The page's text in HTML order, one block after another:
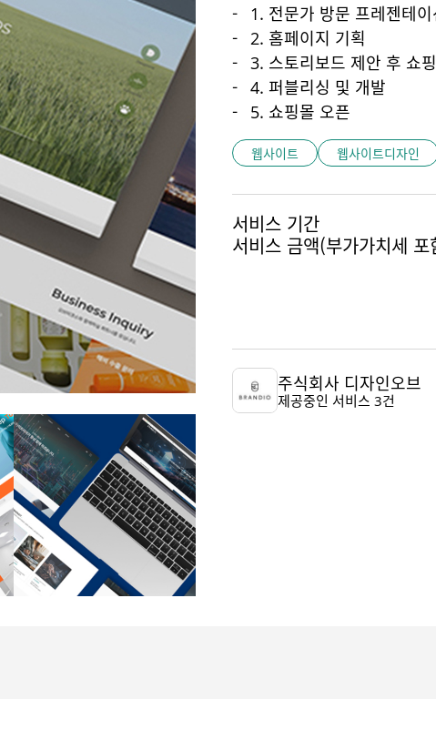
1. 전문가 방문 프레젠테
2. 홈페이지 기획
3. 스토리보드 제안 후 쇼
4. 퍼블리싱 및 개발
5. 쇼핑몰 오픈
웹사이트 웹사이트디자인
서비스 기간
서비스 금액(부가가치세 포
주식회사 디자인오브
제공중인 서비스 3건